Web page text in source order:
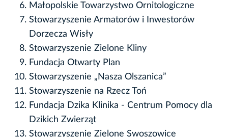
Małopolskie Towarzystwo Ornitologiczne
Stowarzyszenie Armatorów i Inwestorów
Dorzecza Wisły
Stowarzyszenie Zielone Kliny
Fundacja Otwarty Plan
Stowarzyszenie „Nasza Olszanica”
Stowarzyszenie na Rzecz Toń
Fundacja Dzika Klinika - Centrum Pomocy dla
Dzikich Zwierząt
Stowarzyszenie Zielone Swoszowice